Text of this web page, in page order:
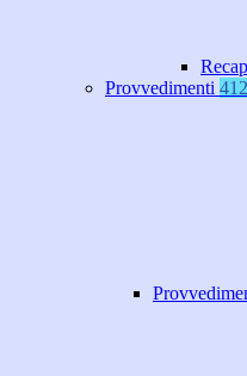
Provvedimenti 412